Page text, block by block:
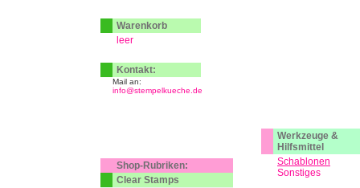
Werkzeuge &
Hilfsmittel
Schablonen
Sonstiges
Warenkorb
leer
Kontakt:
Mail an:
info@stempelkueche.de
Shop-Rubriken:
Clear Stamps